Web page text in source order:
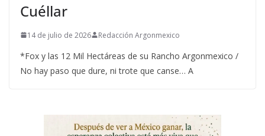
Cuéllar
14 de julio de 2026 Redacción Argonmexico
*Fox y las 12 Mil Hectáreas de su Rancho Argonmexico /
No hay paso que dure, ni trote que canse… A